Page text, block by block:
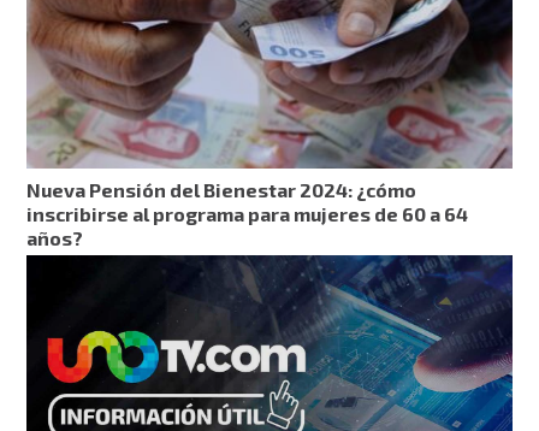
Nueva Pensión del Bienestar 2024: ¿cómo
inscribirse al programa para mujeres de 60 a 64
años?